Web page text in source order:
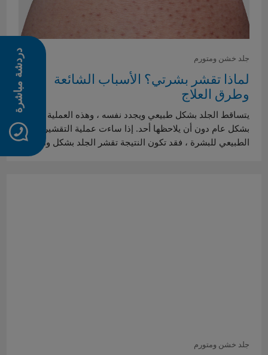
دردشة مباشرة جلد خشن ومتورم
لماذا تقشر بشرتي؟ الأسباب الشائعة
وطرق العلاج
يتساقط الجلد بشكل طبيعي ويجدد نفسه ، وهذه العملية تمر
بشكل عام دون أن يلاحظها أحد. إذا ساءت عملية التقشير
الطبيعي للبشرة ، فقد تكون النتيجة تقشر الجلد بشكل واضح…
جلد خشن ومتورم